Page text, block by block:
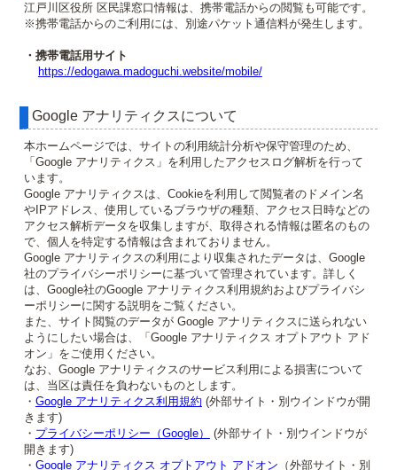
江戸川区役所 区民課窓口情報は、携帯電話からの閲覧も可能です。
※携帯電話からのご利用には、別途パケット通信料が発生します。
・携帯電話用サイト
https://edogawa.madoguchi.website/mobile/
Google アナリティクスについて
本ホームページでは、サイトの利用統計分析や保守管理のため、
「Google アナリティクス」を利用したアクセスログ解析を行って
います。
Google アナリティクスは、Cookieを利用して閲覧者のドメイン名
やIPアドレス、使用しているブラウザの種類、アクセス日時などの
アクセス解析データを収集しますが、取得される情報は匿名のもの
で、個人を特定する情報は含まれておりません。
Google アナリティクスの利用により収集されたデータは、Google
社のプライバシーポリシーに基づいて管理されています。詳しく
は、Google社のGoogle アナリティクス利用規約およびプライバシ
ーポリシーに関する説明をご覧ください。
また、サイト閲覧のデータが Google アナリティクスに送られない
ようにしたい場合は、「Google アナリティクス オプトアウト アド
オン」をご使用ください。
なお、Google アナリティクスのサービス利用による損害について
は、当区は責任を負わないものとします。
・ Google アナリティクス利用規約 (外部サイト・別ウインドウが開
きます)
・ プライバシーポリシー（Google）
(外部サイト・別ウインドウが
開きます)
・ Google アナリティクス オプトアウト アドオン （外部サイト・別